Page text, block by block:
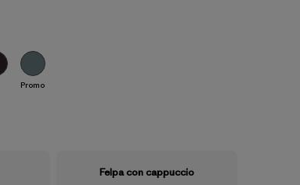
Promo
Felpa con cappuccio